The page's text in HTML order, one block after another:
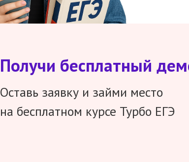
Получи бесплатный
Оставь заявку и займи место
на бесплатном курсе Турбо ЕГЭ